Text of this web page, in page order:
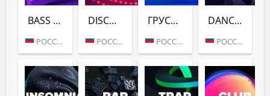
BASS HOUSE (DFM)
РОССИЯ (МОСКВА)
DISCO (DFM)
РОССИЯ (МОСКВА)
ГРУСТНЫЙ ДЭНС (DFM)
РОССИЯ (МОСКВА)
DANCE GOLD 1990S (DFM)
РОССИЯ (МОСКВА)